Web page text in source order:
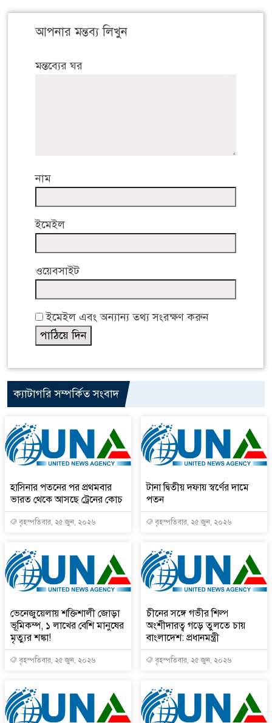
আপনার মন্তব্য লিখুন
মন্তব্যের ঘর
নাম
ইমেইল
ওয়েবসাইট
ইমেইল এবং অন্যান্য তথ্য সংরক্ষণ করুন
ক্যাটাগরি সম্পর্কিত সংবাদ
হাসিনার পতনের পর প্রথমবার
ভারত থেকে আসছে ট্রেনের কোচ
বৃহস্পতিবার, ২৫ জুন, ২০২৬
টানা দ্বিতীয় দফায় স্বর্ণের দামে
পতন
বৃহস্পতিবার, ২৫ জুন, ২০২৬
ভেনেজুয়েলায় শক্তিশালী জোড়া
ভূমিকম্প, ১ লাখের বেশি মানুষের
মৃত্যুর শঙ্কা!
বৃহস্পতিবার, ২৫ জুন, ২০২৬
চীনের সঙ্গে গভীর শিল্প
অংশীদারত্ব গড়ে তুলতে চায়
বাংলাদেশ: প্রধানমন্ত্রী
বৃহস্পতিবার, ২৫ জুন, ২০২৬